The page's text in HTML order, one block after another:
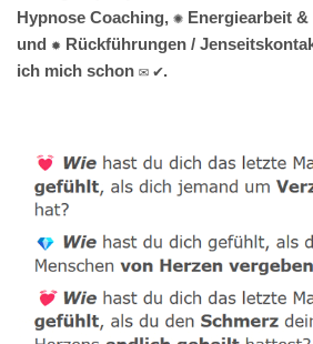
Hypnose Coaching, ✺ Energiearbeit
und ✹ Rückführungen /
ich mich schon ✉ ✔.